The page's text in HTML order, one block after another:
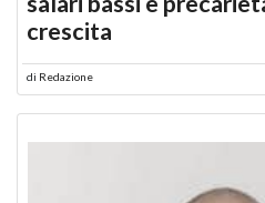
crescita
di Redazione